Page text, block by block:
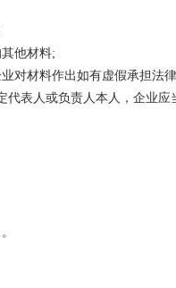
他材料;
对材料作出如有虚假承担法
表人或负责人本人，企业应